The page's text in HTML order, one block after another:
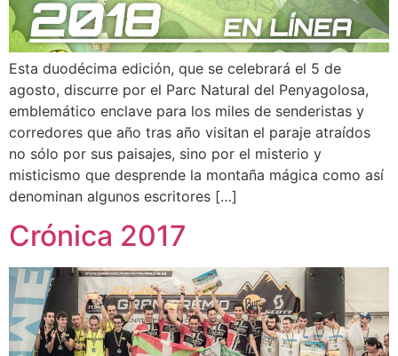
Esta duodécima edición, que se celebrará el 5 de
agosto, discurre por el Parc Natural del Penyagolosa,
emblemático enclave para los miles de senderistas y
corredores que año tras año visitan el paraje atraídos
no sólo por sus paisajes, sino por el misterio y
misticismo que desprende la montaña mágica como así
denominan algunos escritores […]
Crónica 2017